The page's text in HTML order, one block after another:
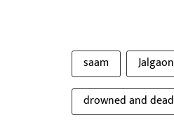
saam Jalgaon
drowned and dead